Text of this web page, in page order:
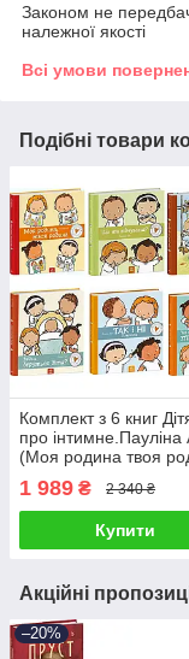
Законом не
належної якості
Всі умови
Подібні товари
Комплект з 6 книг
про інтимне.Пауліна
(Моя родина твоя
+ Що ти відчуваєш? +
Нумо разом та ін)
1 989 ₴ 2 340 ₴
Купити
Акційні
–20%